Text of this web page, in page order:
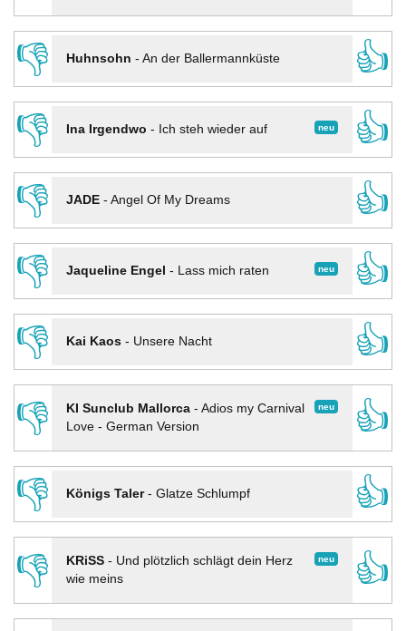
👎
Huhnsohn - An der Ballermannküste
👍
👎
neu
Ina Irgendwo - Ich steh wieder auf
👍
👎
JADE- Angel Of My Dreams
👍
👎
neu
Jaqueline Engel - Lass mich raten
👍
👎
Kai Kaos- Unsere Nacht
👍
👎
neu
KI Sunclub Mallorca- Adios my Carnival
Love - German Version
👍
👎
Königs Taler- Glatze Schlumpf
👍
👎
neu
KRiSS- Und plötzlich schlägt dein Herz
wie meins
👍